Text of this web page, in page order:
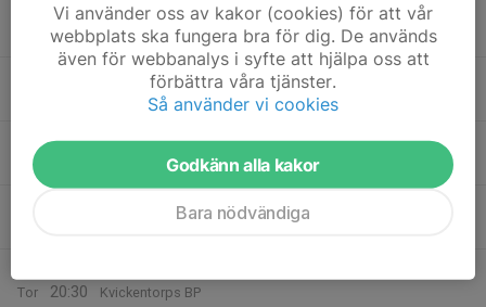
18:30
20:00
Möte inför höstens Farsta Cup dagar
Farsta Gård, Magasinet 1 tr up
Ons
16:45
Träningar onsdagar
Påminnelse om underskrift på brevet
Tor
20:30
Kvickentorps BP
Vi använder oss av kakor (cookies) för att vår
webbplats ska fungera bra för dig. De används
även för webbanalys i syfte att hjälpa oss att
förbättra våra tjänster.
Så använder vi cookies
Godkänn alla kakor
Bara nödvändiga